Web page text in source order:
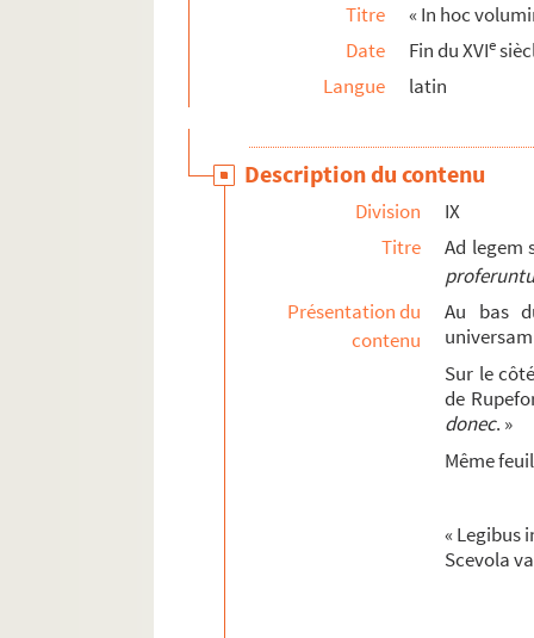
30. « Le serin et le rossignol, fable par B.
31. « Question sur le chevalier de Vendosme »
32. « Tractatus theologicus de incarnatione
33. « La vie des premiers prétendus
34. « Lettres touchant l'administration du
35. Recueil factice de pièces imprimées et
36. « Tractatus de sacramento poenitentiae »
37. « Tractatus primus in tres partes divisus »
Titre
« In hoc
Date
Fin du XVIe
Langue
latin
Description du contenu
Division
IX
Titre
Ad legem
Présentation du
contenu
Au bas
Sur le
de
donec. »
Même
« Legibus
Scevola